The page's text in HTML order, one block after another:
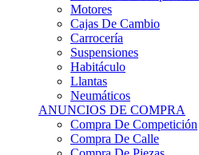
Motores
Cajas De Cambio
Carrocería
Suspensiones
Habitáculo
Llantas
Neumáticos
ANUNCIOS DE COMPRA
Compra De Competición
Compra De Calle